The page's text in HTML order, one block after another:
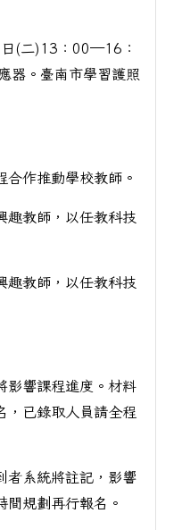
(二)13：00─16：
器。臺南市學習護照
合作推動學校教師。
趣教師，以任教科技
趣教師，以任教科技
影響課程進度。材料
，已錄取人員請全程
者系統將註記，影響
間規劃再行報名。